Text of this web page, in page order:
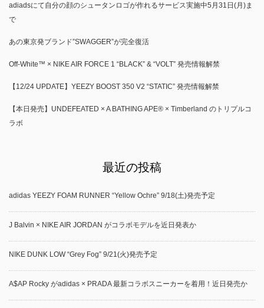
adiadsにて自分の顔のシュータンロゴが作れるサービス実施中5月31日(月)ま
で
あの東京発ブランド”SWAGGER”が完全復活
Off-White™ × NIKE AIR FORCE 1 “BLACK” & “VOLT” 発売情報解禁
【12/24 UPDATE】YEEZY BOOST 350 V2 “STATIC” 発売情報解禁
【本日発売】UNDEFEATED × A BATHING APE® × Timberland のトリプルコ
ラボ
最近の投稿
adidas YEEZY FOAM RUNNER “Yellow Ochre” 9/18(土)発売予定
J Balvin × NIKE AIR JORDAN がコラボモデルを近日発表か
NIKE DUNK LOW “Grey Fog” 9/21(火)発売予定
A$AP Rocky がadidas × PRADA 最新コラボスニーカーを着用！近日発売か